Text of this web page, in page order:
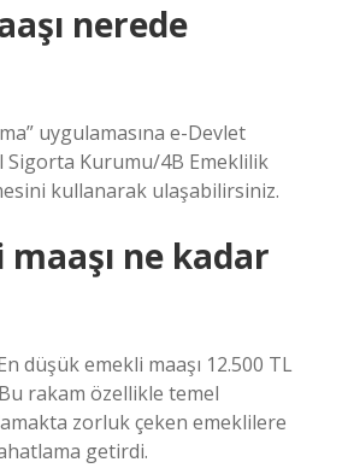
nerede
uygulamasına e-Devlet
Sigorta Kurumu/4B Emeklilik
kullanarak ulaşabilirsiniz.
ne kadar
düşük emekli maaşı 12.500 TL
rakam özellikle temel
zorluk çeken emeklilere
getirdi.